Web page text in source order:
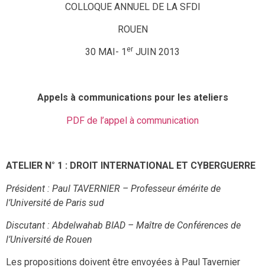
COLLOQUE ANNUEL DE LA SFDI
ROUEN
30 MAI- 1 er JUIN 2013
Appels à communications pour les ateliers
PDF de l’appel à communication
ATELIER N° 1 : DROIT INTERNATIONAL ET CYBERGUERRE
Président : Paul TAVERNIER – Professeur émérite de
l’Université de Paris sud
Discutant : Abdelwahab BIAD – Maître de Conférences de
l’Université de Rouen
Les propositions doivent être envoyées à Paul Tavernier